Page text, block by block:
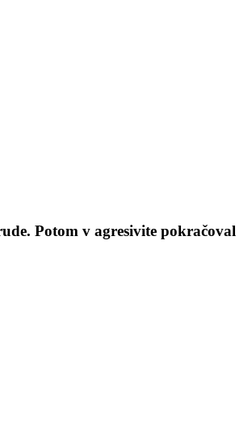
Potom v agresivite pokračoval